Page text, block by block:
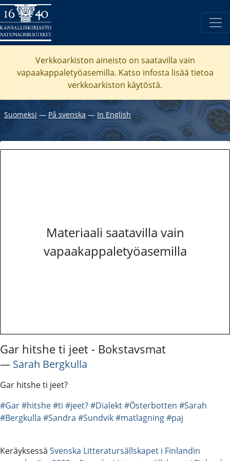
Verkkoarkiston aineisto on saatavilla vain
vapaakappaletyöasemilla. Katso infosta lisää tietoa
verkkoarkiston käytöstä.
Suomeksi ― På svenska― In English
Materiaali saatavilla vain
vapaakappaletyöasemilla
Gar hitshe ti jeet - Bokstavsmat
― Sarah Bergkulla
Gar hitshe ti jeet?
#Gar#hitshe#ti #jeet?#Dialekt#Österbotten #Sarah
#Bergkulla #Sandra #Sundvik#matlagning#paj
Keräyksessä Svenska Litteratursällskapet i Finlandin